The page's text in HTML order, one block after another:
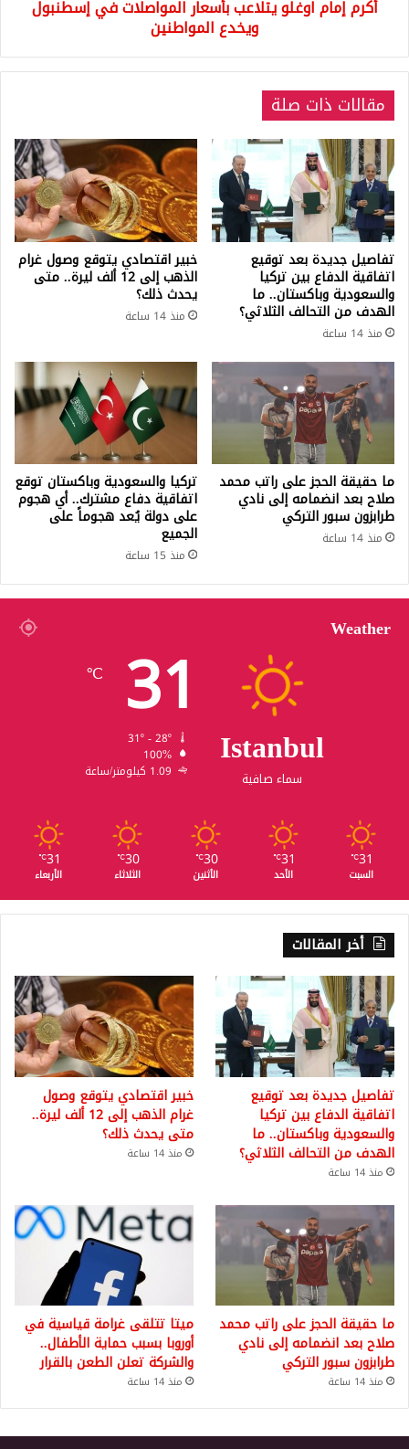
المواطنين
أكرم إمام اوغلو يتلاعب بأسعار المواصلات في إسطنبول
ويخدع المواطنين
مقالات ذات صلة
تفاصيل جديدة بعد توقيع
اتفاقية الدفاع بين تركيا
والسعودية وباكستان.. ما
الهدف من التحالف الثلاثي؟
منذ 14 ساعة
خبير اقتصادي يتوقع وصول غرام
الذهب إلى 12 ألف ليرة.. متى
يحدث ذلك؟
منذ 14 ساعة
ما حقيقة الحجز على راتب محمد
صلاح بعد انضمامه إلى نادي
طرابزون سبور التركي
منذ 14 ساعة
تركيا والسعودية وباكستان توقع
اتفاقية دفاع مشترك.. أي هجوم
على دولة يُعد هجوماً على
الجميع
منذ 15 ساعة
Weather
Istanbul
سماء صافية
31
℃
100%
1.09 كيلومتر/ساعة
31
℃
السبت
31
℃
الأحد
30
℃
الأثنين
30
℃
الثلاثاء
31
℃
الأربعاء
أخر المقالات
تفاصيل جديدة بعد توقيع
اتفاقية الدفاع بين تركيا
والسعودية وباكستان.. ما
الهدف من التحالف الثلاثي؟
منذ 14 ساعة
خبير اقتصادي يتوقع وصول
غرام الذهب إلى 12 ألف ليرة..
متى يحدث ذلك؟
منذ 14 ساعة
ما حقيقة الحجز على راتب محمد
صلاح بعد انضمامه إلى نادي
طرابزون سبور التركي
منذ 14 ساعة
ميتا تتلقى غرامة قياسية في
أوروبا بسبب حماية الأطفال..
والشركة تعلن الطعن بالقرار
منذ 14 ساعة